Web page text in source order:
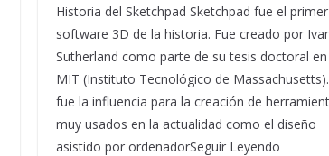
Historia del Sketchpad Sketchpad fue el primer
software 3D de la historia. Fue creado por
Sutherland como parte de su tesis doctoral en
MIT (Instituto Tecnológico de
fue la influencia para la creación de
muy usados en la actualidad como el diseño
asistido por ordenadorSeguir Leyendo